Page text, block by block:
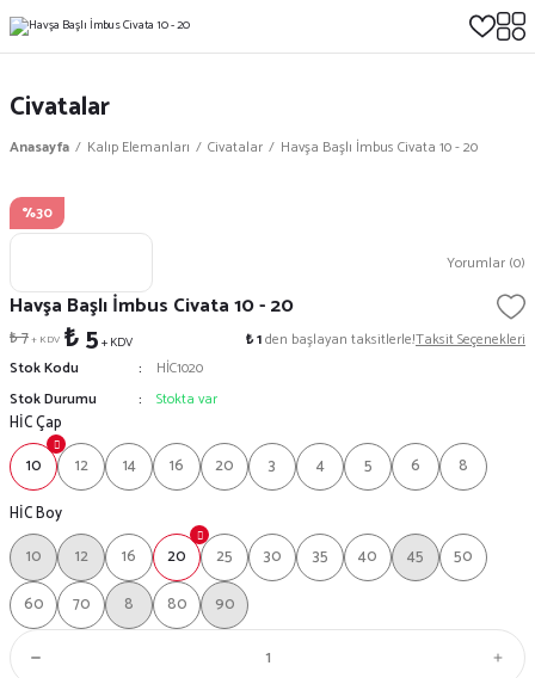
Civatalar
Anasayfa Kalıp Elemanları Civatalar Havşa Başlı İmbus Civata 10 - 20
%30
Yorumlar (0)
Havşa Başlı İmbus Civata 10 - 20
₺ 7+ KDV ₺ 5+ KDV ₺ 1den başlayan taksitlerle!Taksit Seçenekleri
Stok Kodu
HİC1020
Stok Durumu
Stokta var
HİC Çap
10
12 14 16 20 3 4 5 6
8
HİC Boy
10
12 16 20 25 30 35 40 45
50
60
70 8 80 90